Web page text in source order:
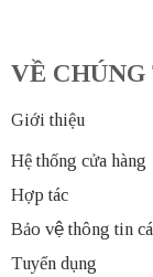
VỀ
Giới thiệu
Hệ thống cửa hàng
Hợp tác
Bảo vệ thông tin
Tuyển dụng